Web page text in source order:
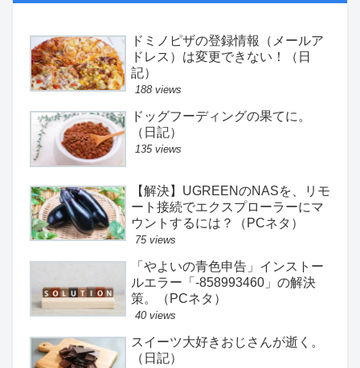
ドミノピザの登録情報（メールア
ドレス）は変更できない！（日
記）
188 views
ドッグフーディングの果てに。
（日記）
135 views
【解決】UGREENのNASを、リモ
ート接続でエクスプローラーにマ
ウントするには？（PCネタ）
75 views
「やよいの青色申告」インストー
ルエラー「-858993460」の解決
策。（PCネタ）
40 views
スイーツ大好きおじさんが逝く。
（日記）